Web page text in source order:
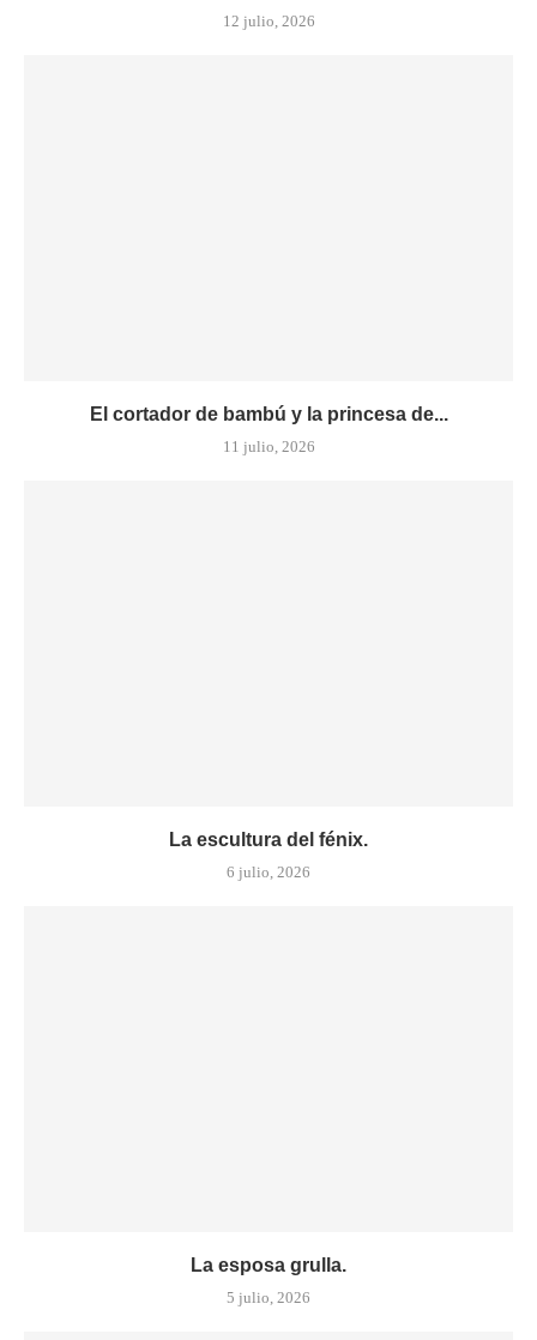
12 julio, 2026
El cortador de bambú y la princesa de...
11 julio, 2026
La escultura del fénix.
6 julio, 2026
La esposa grulla.
5 julio, 2026